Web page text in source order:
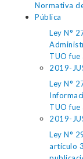
Normativa
Pública
Ley N°
TUO
2019-
Ley N°
TUO
2019-
Ley N°
artículo